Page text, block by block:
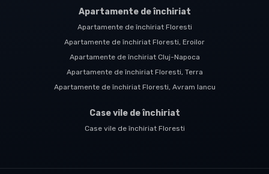
Apartamente de închiriat
Apartamente de închiriat Floresti
Apartamente de închiriat Floresti, Eroilor
Apartamente de închiriat Cluj-Napoca
Apartamente de închiriat Floresti, Terra
Apartamente de închiriat Floresti, Avram Iancu
Case vile de închiriat
Case vile de închiriat Floresti